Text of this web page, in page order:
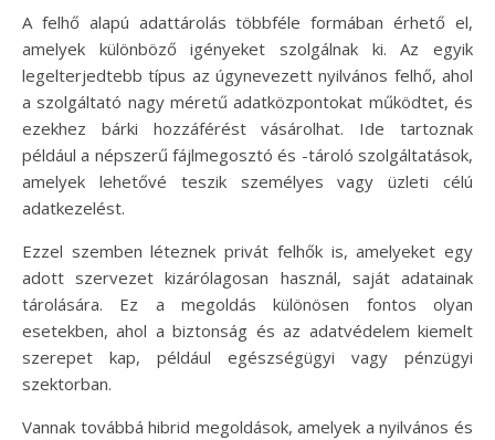
A felhő alapú adattárolás többféle formában érhető el,
amelyek különböző igényeket szolgálnak ki. Az egyik
legelterjedtebb típus az úgynevezett nyilvános felhő, ahol
a szolgáltató nagy méretű adatközpontokat működtet, és
ezekhez bárki hozzáférést vásárolhat. Ide tartoznak
például a népszerű fájlmegosztó és -tároló szolgáltatások,
amelyek lehetővé teszik személyes vagy üzleti célú
adatkezelést.
Ezzel szemben léteznek privát felhők is, amelyeket egy
adott szervezet kizárólagosan használ, saját adatainak
tárolására. Ez a megoldás különösen fontos olyan
esetekben, ahol a biztonság és az adatvédelem kiemelt
szerepet kap, például egészségügyi vagy pénzügyi
szektorban.
Vannak továbbá hibrid megoldások, amelyek a nyilvános és